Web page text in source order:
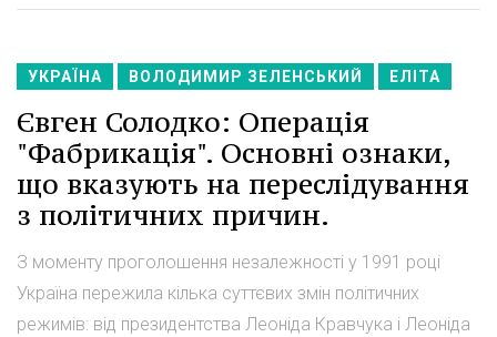
УКРАЇНА ВОЛОДИМИР ЗЕЛЕНСЬКИЙ ЕЛІТА
Євген Солодко: Операція
"Фабрикація". Основні ознаки,
що вказують на переслідування
з політичних причин.
З моменту проголошення незалежності у 1991 році
Україна пережила кілька суттєвих змін політичних
режимів: від президентства Леоніда Кравчука і Леоніда